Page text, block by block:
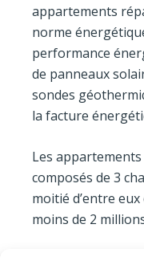
appartements
norme
performance
de panneaux
sondes
la facture
Les
composés de 3
moitié d’entre
moins de 2